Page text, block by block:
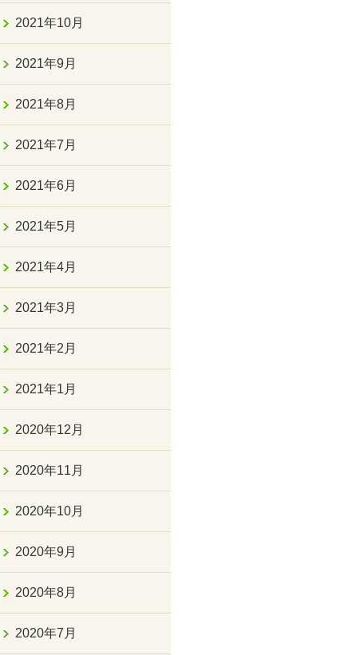
2021年10月
2021年9月
2021年8月
2021年7月
2021年6月
2021年5月
2021年4月
2021年3月
2021年2月
2021年1月
2020年12月
2020年11月
2020年10月
2020年9月
2020年8月
2020年7月